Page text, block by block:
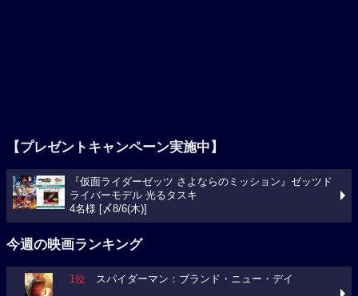
【プレゼントキャンペーン実施中】
『仮面ライダーゼッツ さよならのミッション』ゼッツド
ライバーモデル 光るタスキ
4名様 [〆8/6(木)]
今週の映画ランキング
1位 スパイダーマン：ブランド・ニュー・デイ